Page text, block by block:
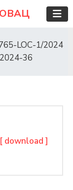
LOC-1/2024
36
[ download ]